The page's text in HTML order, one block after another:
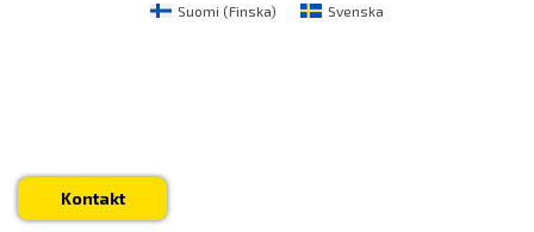
Kontakt
Suomi (Finska) Svenska